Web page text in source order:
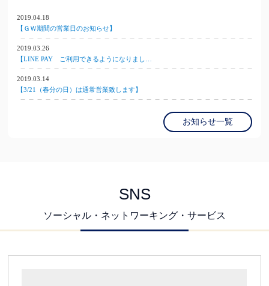
2019.04.18
【ＧＷ期間の営業日のお知らせ】
2019.03.26
【LINE PAY ご利用できるようになりまし…
2019.03.14
【3/21（春分の日）は通常営業致します】
お知らせ一覧
SNS
ソーシャル・ネットワーキング・サービス